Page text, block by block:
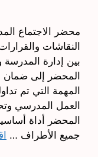
محضر الاجتماع
النقاشات
بين إدارة المدرسة
المحضر إلى ضمان
المهمة التي تم
العمل المدرسي
المحضر أداة
جميع الأطراف …